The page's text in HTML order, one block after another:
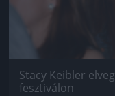
Stacy Keibler
fesztiválon